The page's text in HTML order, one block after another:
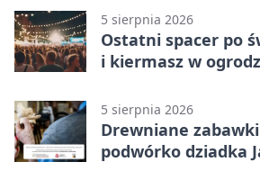
5 sierpnia 2026
Ostatni spacer po
i kiermasz w
5 sierpnia 2026
Drewniane
podwórko dziadka